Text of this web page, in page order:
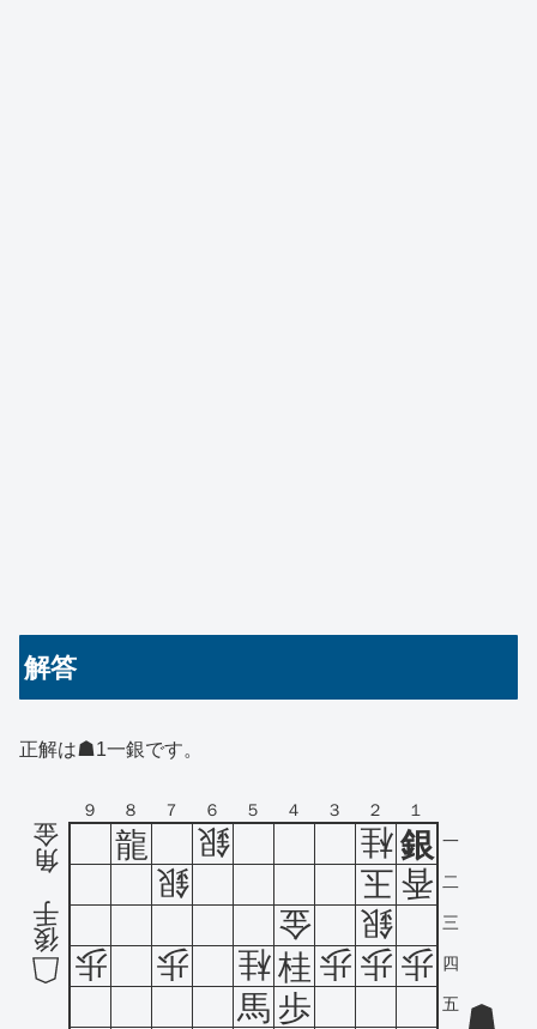
解答
正解は☗1一銀です。
９
一
８
二
７
三
６
四
５
五
４ ３ ２ １
龍 銀 桂銀
銀
玉 香
金
銀
歩
歩 桂桂 歩 歩 歩
馬 歩
金
角
手
後